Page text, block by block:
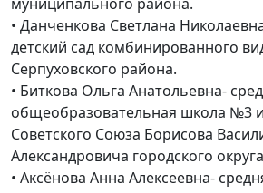
• Данченкова Светлана
детский сад комбинированного
Серпуховского района.
• Биткова Ольга Анатольевна-
общеобразовательная школа №3
Советского Союза Борисова
Александровича городского
• Аксёнова Анна Алексеевна-